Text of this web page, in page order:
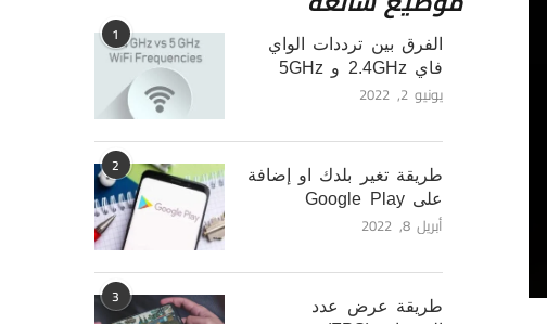
1
الفرق بين ترددات الواي
فاي 2.4GHz و 5GHz
يونيو 2, 2022
2
طريقة تغير بلدك او إضافة
على Google Play
أبريل 8, 2022
3
طريقة عرض عدد